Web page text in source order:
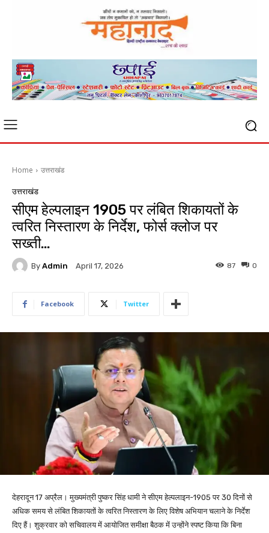
Home उत्तराखंड
उत्तराखंड
सीएम हेल्पलाइन 1905 पर लंबित शिकायतों के
त्वरित निस्तारण के निर्देश, फोर्स क्लोज पर
सख्ती…
By Admin April 17, 2026 0
87
Facebook Twitter
देहरादून 17 अप्रैल। मुख्यमंत्री पुष्कर सिंह धामी ने सीएम हेल्पलाइन-1905 पर 30 दिनों से
अधिक समय से लंबित शिकायतों के त्वरित निस्तारण के लिए विशेष अभियान चलाने के निर्देश
दिए हैं। शुक्रवार को सचिवालय में आयोजित समीक्षा बैठक में उन्होंने स्पष्ट किया कि बिना